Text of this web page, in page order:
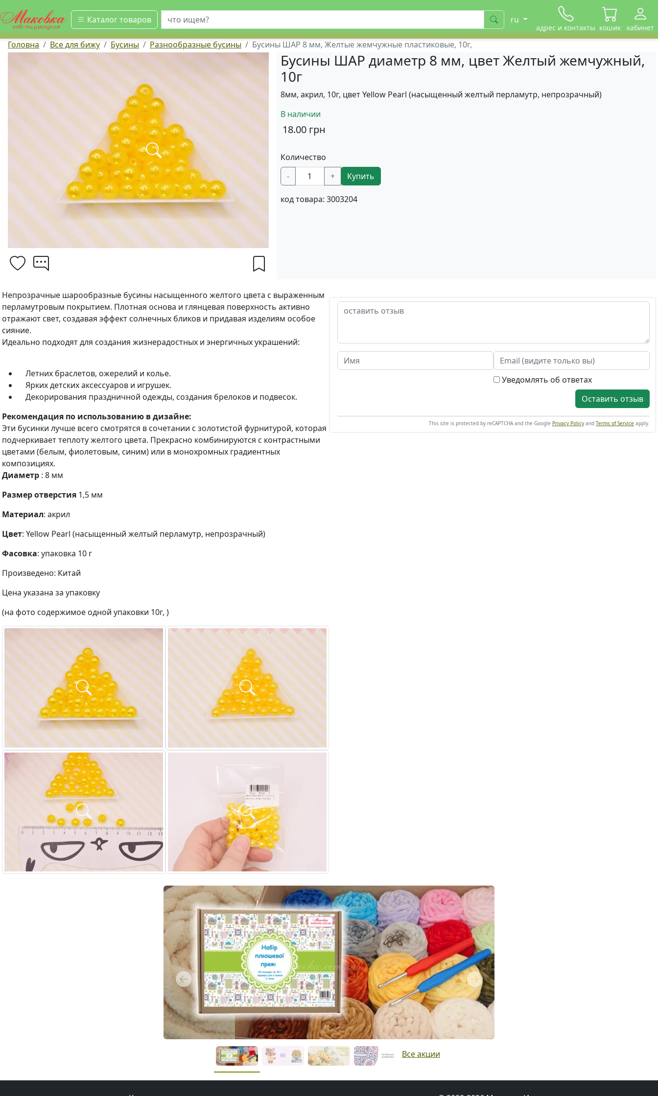
Каталог товаров
искать ru
адрес и контакты кошик кабинет
Головна Все для бижу Бусины Разнообразные бусины Бусины ШАР 8 мм, Желтые жемчужные пластиковые, 10г,
Бусины ШАР диаметр 8 мм, цвет Желтый жемчужный,
10г
8мм, акрил, 10г, цвет Yellow Pearl (насыщенный желтый перламутр, непрозрачный)
В наличии
18.00 грн
Количество
-
+ Купить
код товара: 3003204
Непрозрачные шарообразные бусины насыщенного желтого цвета с выраженным
перламутровым покрытием. Плотная основа и глянцевая поверхность активно
отражают свет, создавая эффект солнечных бликов и придавая изделиям особое
сияние.
Идеально подходят для создания жизнерадостных и энергичных украшений:
Летних браслетов, ожерелий и колье.
Ярких детских аксессуаров и игрушек.
Декорирования праздничной одежды, создания брелоков и подвесок.
Рекомендация по использованию в дизайне:
Эти бусинки лучше всего смотрятся в сочетании с золотистой фурнитурой, которая
подчеркивает теплоту желтого цвета. Прекрасно комбинируются с контрастными
цветами (белым, фиолетовым, синим) или в монохромных градиентных
композициях.
Диаметр : 8 мм
Размер отверстия 1,5 мм
Материал: акрил
Цвет: Yellow Pearl (насыщенный желтый перламутр, непрозрачный)
Фасовка: упаковка 10 г
Произведено: Китай
Цена указана за упаковку
(на фото содержимое одной упаковки 10г, )
Уведомлять об ответах
Оставить отзыв
This site is protected by reCAPTCHA and the Google Privacy Policy and Terms of Service apply.
Previous Next
Все акции